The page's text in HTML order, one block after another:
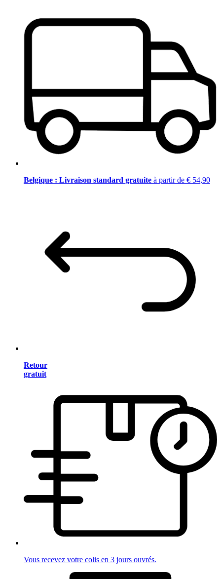
Belgique : Livraison standard gratuite à partir de € 54,90
Retour
gratuit
Vous recevez votre colis en 3 jours ouvrés.